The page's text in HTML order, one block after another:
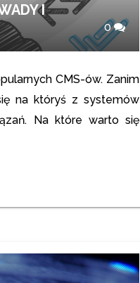
0
I
CMS-ów. Zanim
na któryś z systemów
Na które warto się